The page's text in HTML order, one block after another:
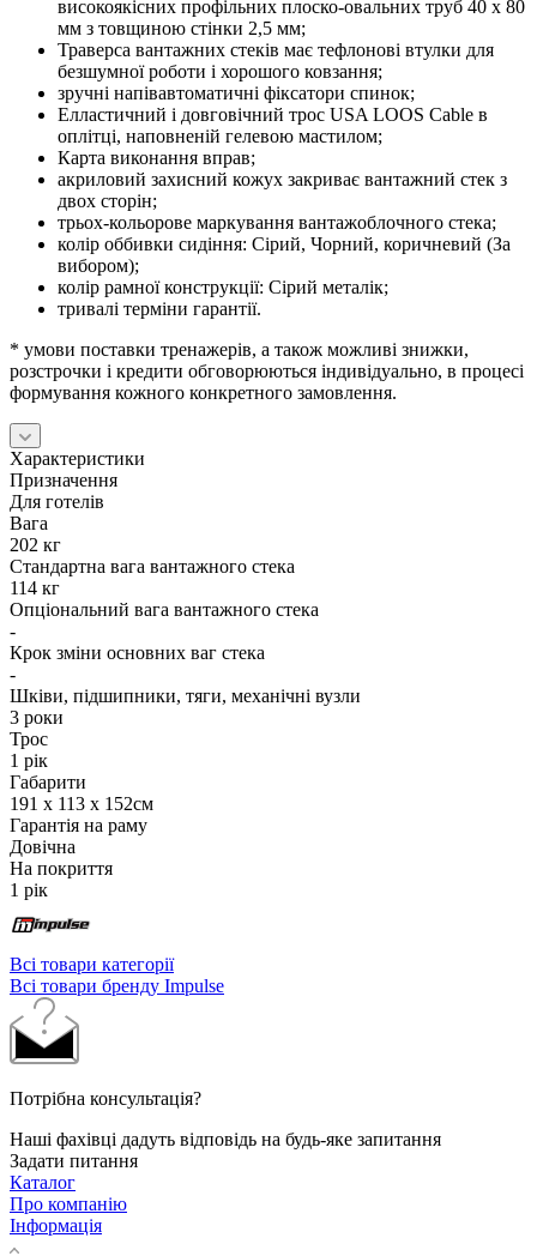
високоякісних профільних плоско-овальних труб 40 х 80
мм з товщиною стінки 2,5 мм;
Траверса вантажних стеків має тефлонові втулки для
безшумної роботи і хорошого ковзання;
зручні напівавтоматичні фіксатори спинок;
Елластичний і довговічний трос USA LOOS Cable в
оплітці, наповненій гелевою мастилом;
Карта виконання вправ;
акриловий захисний кожух закриває вантажний стек з
двох сторін;
трьох-кольорове маркування вантажоблочного стека;
колір оббивки сидіння: Сірий, Чорний, коричневий (За
вибором);
колір рамної конструкції: Сірий металік;
тривалі терміни гарантії.
* умови поставки тренажерів, а також можливі знижки,
розстрочки і кредити обговорюються індивідуально, в процесі
формування кожного конкретного замовлення.
Характеристики
Призначення
Для готелів
Вага
202 кг
Стандартна вага вантажного стека
114 кг
Опціональний вага вантажного стека
-
Крок зміни основних ваг стека
-
Шківи, підшипники, тяги, механічні вузли
3 роки
Трос
1 рік
Габарити
191 х 113 х 152см
Гарантія на раму
Довічна
На покриття
1 рік
Всі товари категорії
Всі товари бренду Impulse
Потрібна консультація?
Наші фахівці дадуть відповідь на будь-яке запитання
Задати питання
Каталог
Про компанію
Інформація